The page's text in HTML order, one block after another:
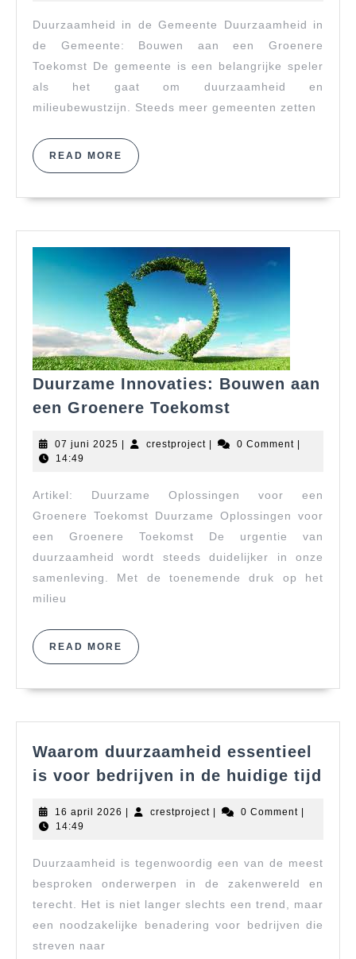
aan
een
Groenere
Toekomst
Duurzaamheid in de Gemeente Duurzaamheid in
de Gemeente: Bouwen aan een Groenere
Toekomst De gemeente is een belangrijke speler
als het gaat om duurzaamheid en
milieubewustzijn. Steeds meer gemeenten zetten
READ MORE READ
MORE
Duurzame Innovaties: Bouwen aan
een Groenere Toekomst
Bouwen
Groenere
Toekomst
07 juni 2025 07
| crestprojectcrestproject
| 0 Comment |
14:49
Artikel: Duurzame Oplossingen voor een
Groenere Toekomst Duurzame Oplossingen voor
een Groenere Toekomst De urgentie van
duurzaamheid wordt steeds duidelijker in onze
samenleving. Met de toenemende druk op het
milieu
READ MORE READ
MORE
Waarom duurzaamheid essentieel
is voor bedrijven in de huidige tijd
in
de
16 april 2026 16
| crestprojectcrestproject
| 0 Comment |
14:49
Duurzaamheid is tegenwoordig een van de meest
besproken onderwerpen in de zakenwereld en
terecht. Het is niet langer slechts een trend, maar
een noodzakelijke benadering voor bedrijven die
streven naar